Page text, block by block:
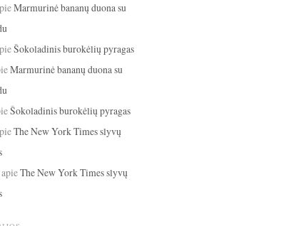
Marmurinė bananų duona su
Šokoladinis burokėlių pyragas
Marmurinė bananų duona su
Šokoladinis burokėlių pyragas
The New York Times slyvų
apieThe New York Times slyvų